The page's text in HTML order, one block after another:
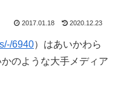
2017.01.18 2020.12.23
6940）はあいかわら
のような大手メディア